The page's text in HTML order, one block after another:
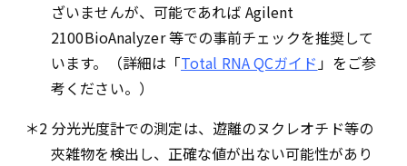
ざいませんが、可能であれば Agilent
2100BioAnalyzer 等での事前チェックを推奨して
います。（詳細は「Total RNA QCガイド」をご参
考ください。）
＊2 分光光度計での測定は、遊離のヌクレオチド等の
夾雑物を検出し、正確な値が出ない可能性があり